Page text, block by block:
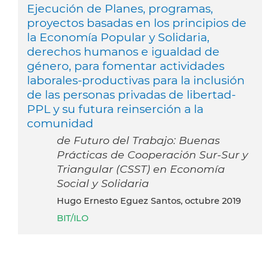
Ejecución de Planes, programas,
proyectos basadas en los principios de
la Economía Popular y Solidaria,
derechos humanos e igualdad de
género, para fomentar actividades
laborales-productivas para la inclusión
de las personas privadas de libertad-
PPL y su futura reinserción a la
comunidad
de Futuro del Trabajo: Buenas
Prácticas de Cooperación Sur-Sur y
Triangular (CSST) en Economía
Social y Solidaria
Hugo Ernesto Eguez Santos, octubre 2019
BIT/ILO